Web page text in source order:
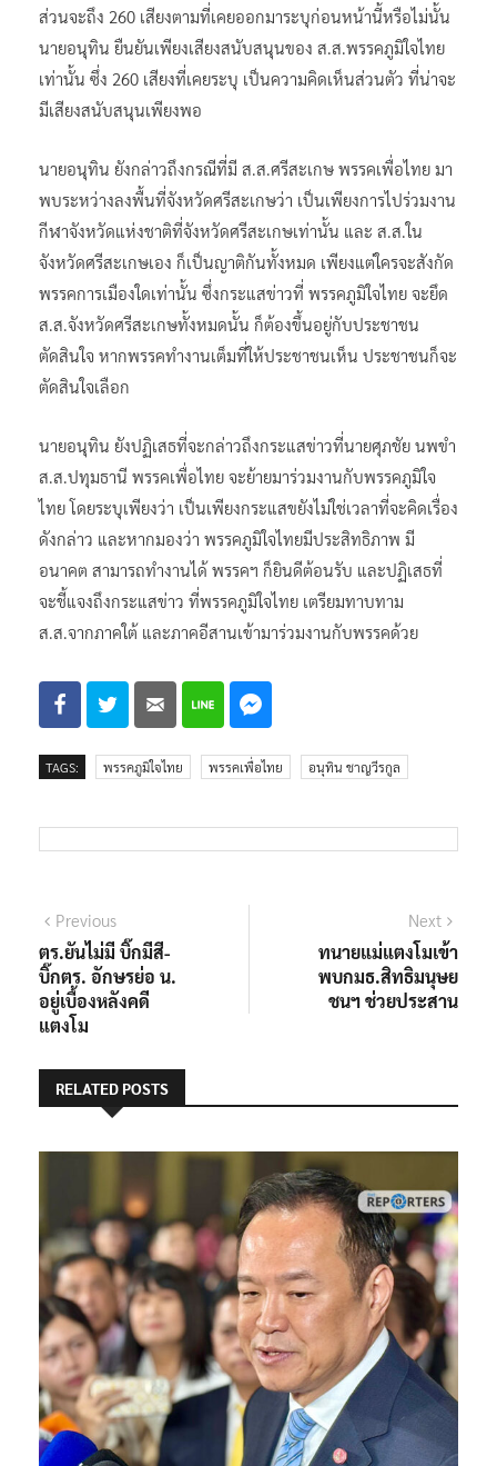
ส่วนจะถึง 260 เสียงตามที่เคยออกมาระบุก่อนหน้านี้หรือไม่นั้น
นายอนุทิน ยืนยันเพียงเสียงสนับสนุนของ ส.ส.พรรคภูมิใจไทย
เท่านั้น ซึ่ง 260 เสียงที่เคยระบุ เป็นความคิดเห็นส่วนตัว ที่น่าจะ
มีเสียงสนับสนุนเพียงพอ
นายอนุทิน ยังกล่าวถึงกรณีที่มี ส.ส.ศรีสะเกษ พรรคเพื่อไทย มา
พบระหว่างลงพื้นที่จังหวัดศรีสะเกษว่า เป็นเพียงการไปร่วมงาน
กีฬาจังหวัดแห่งชาติที่จังหวัดศรีสะเกษเท่านั้น และ ส.ส.ใน
จังหวัดศรีสะเกษเอง ก็เป็นญาติกันทั้งหมด เพียงแต่ใครจะสังกัด
พรรคการเมืองใดเท่านั้น ซึ่งกระแสข่าวที่ พรรคภูมิใจไทย จะยึด
ส.ส.จังหวัดศรีสะเกษทั้งหมดนั้น ก็ต้องขึ้นอยู่กับประชาชน
ตัดสินใจ หากพรรคทำงานเต็มที่ให้ประชาชนเห็น ประชาชนก็จะ
ตัดสินใจเลือก
นายอนุทิน ยังปฏิเสธที่จะกล่าวถึงกระแสข่าวที่นายศุภชัย นพขำ
ส.ส.ปทุมธานี พรรคเพื่อไทย จะย้ายมาร่วมงานกับพรรคภูมิใจ
ไทย โดยระบุเพียงว่า เป็นเพียงกระแสขยังไม่ใช่เวลาที่จะคิดเรื่อง
ดังกล่าว และหากมองว่า พรรคภูมิใจไทยมีประสิทธิภาพ มี
อนาคต สามารถทำงานได้ พรรคฯ ก็ยินดีต้อนรับ และปฏิเสธที่
จะชี้แจงถึงกระแสข่าว ที่พรรคภูมิใจไทย เตรียมทาบทาม
ส.ส.จากภาคใต้ และภาคอีสานเข้ามาร่วมงานกับพรรคด้วย
TAGS: พรรคภูมิใจไทย พรรคเพื่อไทย อนุทิน ชาญวีรกูล
แนะแนว
เรื่อง
PreviousPrevious
post:
ตร.ยันไม่มี บิ๊กมีสี-
บิ๊กตร. อักษรย่อ น.
อยู่เบื้องหลังคดี
แตงโม
Next
post:
ทนายแม่แตงโมเข้า
พบกมธ.สิทธิมนุษย
ชนฯ ช่วยประสาน
RELATED POSTS